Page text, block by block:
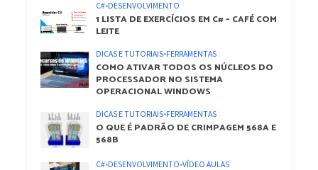
C#•DESENVOLVIMENTO
1 LISTA DE EXERCÍCIOS EM C# – CAFÉ COM
LEITE
DICAS E TUTORIAIS•FERRAMENTAS
COMO ATIVAR TODOS OS NÚCLEOS DO
PROCESSADOR NO SISTEMA
OPERACIONAL WINDOWS
DICAS E TUTORIAIS•FERRAMENTAS
O QUE É PADRÃO DE CRIMPAGEM 568A E
568B
C#•DESENVOLVIMENTO•VÍDEO AULAS